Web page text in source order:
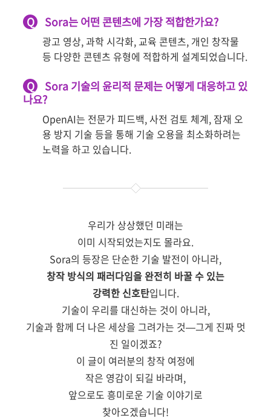
Q Sora는 어떤 콘텐츠에 가장 적합한가요?
광고 영상, 과학 시각화, 교육 콘텐츠, 개인 창작물
등 다양한 콘텐츠 유형에 적합하게 설계되었습니다.
Q
Sora 기술의 윤리적 문제는 어떻게 대응하고 있
나요?
OpenAI는 전문가 피드백, 사전 검토 체계, 잠재 오
용 방지 기술 등을 통해 기술 오용을 최소화하려는
노력을 하고 있습니다.
우리가 상상했던 미래는
이미 시작되었는지도 몰라요.
Sora의 등장은 단순한 기술 발전이 아니라,
창작 방식의 패러다임을 완전히 바꿀 수 있는
강력한 신호탄입니다.
기술이 우리를 대신하는 것이 아니라,
기술과 함께 더 나은 세상을 그려가는 것—그게 진짜 멋
진 일이겠죠?
이 글이 여러분의 창작 여정에
작은 영감이 되길 바라며,
앞으로도 흥미로운 기술 이야기로
찾아오겠습니다!